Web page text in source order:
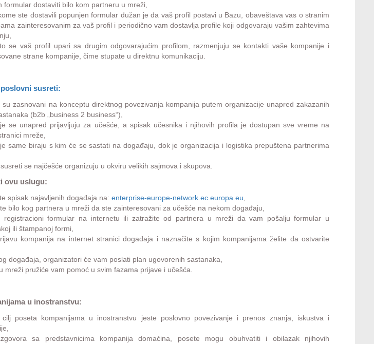
formular dostaviti bilo kom partneru u mreži,
ste dostavili popunjen formular dužan je da vaš profil postavi u Bazu, obaveštava vas o stranim
zainteresovanim za vaš profil i periodično vam dostavlja profile koji odgovaraju vašim zahtevima
se vaš profil upari sa drugim odgovarajućim profilom, razmenjuju se kontakti vaše kompanije i
strane kompanije, čime stupate u direktnu komunikaciju.
susreti:
su zasnovani na konceptu direktnog povezivanja kompanija putem organizacije unapred zakazanih
(b2b „business 2 business“),
se unapred prijavljuju za učešće, a spisak učesnika i njihovih profila je dostupan sve vreme na
mreže,
same biraju s kim će se sastati na događaju, dok je organizacija i logistika prepuštena partnerima
se najčešće organizuju u okviru velikih sajmova i skupova.
ovu uslugu:
spisak najavljenih događaja na:enterprise-europe-network.ec.europa.eu
bilo kog partnera u mreži da ste zainteresovani za učešće na nekom događaju,
registracioni formular na internetu ili zatražite od partnera u mreži da vam pošalju formular u
ili štampanoj formi,
kompanija na internet stranici događaja i naznačite s kojim kompanijama želite da ostvarite
događaja, organizatori će vam poslati plan ugovorenih sastanaka,
mreži pružiće vam pomoć u svim fazama prijave i učešća.
u inostranstvu:
cilj poseta kompanijama u inostranstvu jeste poslovno povezivanje i prenos znanja, iskustva i
sa predstavnicima kompanija domaćina, posete mogu obuhvatiti i obilazak njihovih